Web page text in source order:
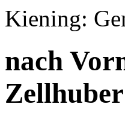
Kiening:
nach
Zellhuber